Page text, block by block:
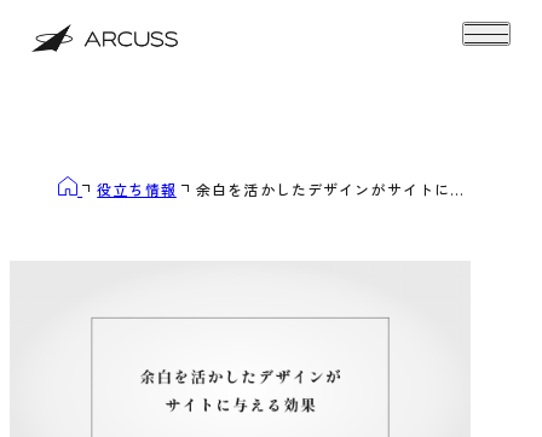
役立ち情報 余白を活かしたデザインがサイトに...